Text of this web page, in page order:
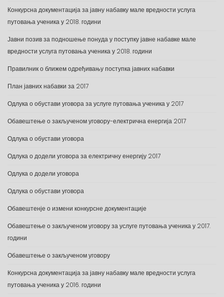
Конкурсна документација за јавну набавку мале вредности услуга
путовања ученика у 2018. години
Јавни позив за подношење понуда у поступку јавне набавке мале
вредности услуга путовања ученика у 2018. години
Правилник о ближем одређивању поступка јавних набавки
План јавних набавки за 2017
Одлука о обустави уговора за услуге путовања ученика у 2017
Обавештење о закљученом уговору-електрична енергија 2017
Одлука о обустави уговора
Одлука о додели уговора за електричну енергију 2017
Одлука о додели уговора
Одлука о обустави уговора
Обавештенје о измени конкурсне документације
Обавештење о закљученом уговору за услуге путовања ученика у 2017.
години
Обавештење о закљученом уговору
Конкурсна документација за јавну набавку мале вредности услуга
путовања ученика у 2016. години